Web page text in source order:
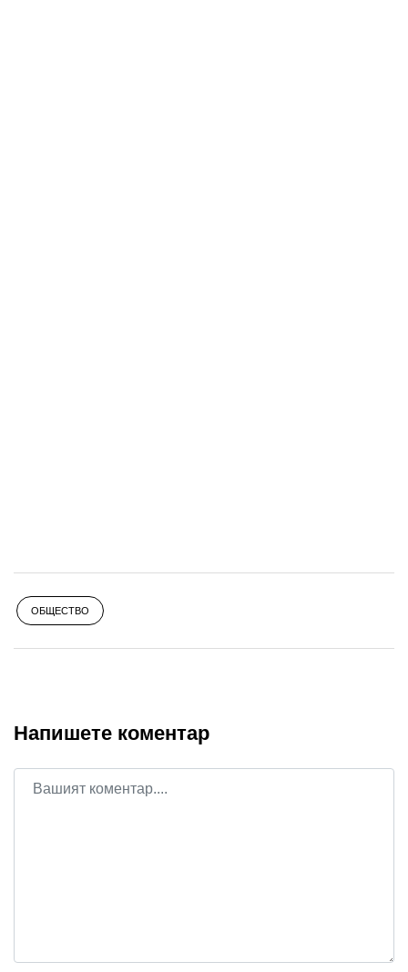
ОБЩЕСТВО
Напишете коментар